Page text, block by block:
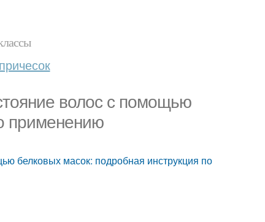
волос с помощью
применению
белковых масок: подробная инструкция по